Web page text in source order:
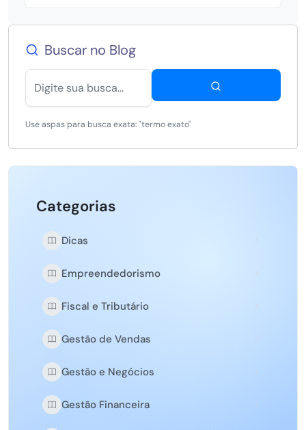
Buscar no Blog
Use aspas para busca exata: "termo exato"
Categorias
Dicas
Empreendedorismo
Fiscal e Tributário
Gestão de Vendas
Gestão e Negócios
Gestão Financeira